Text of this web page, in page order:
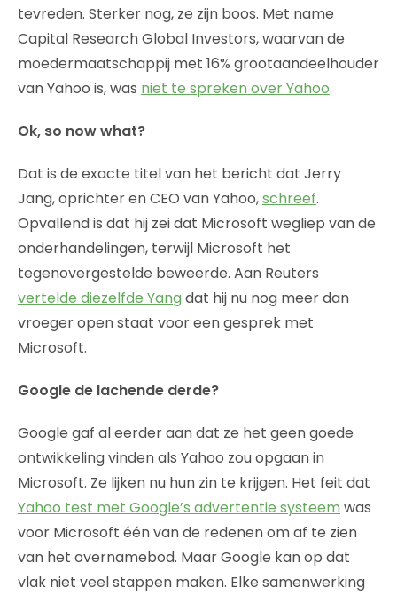
tevreden. Sterker nog, ze zijn boos. Met name
Capital Research Global Investors, waarvan de
moedermaatschappij met 16% grootaandeelhouder
van Yahoo is, was niet te spreken over Yahoo.
Ok, so now what?
Dat is de exacte titel van het bericht dat Jerry
Jang, oprichter en CEO van Yahoo,schreef.
Opvallend is dat hij zei dat Microsoft wegliep van de
onderhandelingen, terwijl Microsoft het
tegenovergestelde beweerde. Aan Reuters
vertelde diezelfde Yang dat hij nu nog meer dan
vroeger open staat voor een gesprek met
Microsoft.
Google de lachende derde?
Google gaf al eerder aan dat ze het geen goede
ontwikkeling vinden als Yahoo zou opgaan in
Microsoft. Ze lijken nu hun zin te krijgen. Het feit dat
Yahoo test met Google’s advertentie systeem was
voor Microsoft één van de redenen om af te zien
van het overnamebod. Maar Google kan op dat
vlak niet veel stappen maken. Elke samenwerking